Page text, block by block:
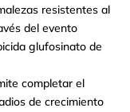
resistentes al
del evento
glufosinato de
completar el
de crecimiento